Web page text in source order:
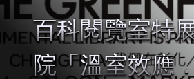
百科閱覽室特
院「溫室效應